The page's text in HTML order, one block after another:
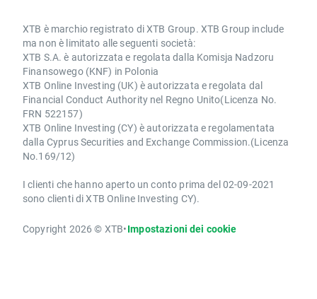
XTB è marchio registrato di XTB Group. XTB Group include
ma non è limitato alle seguenti società:
XTB S.A. è autorizzata e regolata dalla Komisja Nadzoru
Finansowego (KNF) in Polonia
XTB Online Investing (UK) è autorizzata e regolata dal
Financial Conduct Authority nel Regno Unito(Licenza No.
FRN 522157)
XTB Online Investing (CY) è autorizzata e regolamentata
dalla Cyprus Securities and Exchange Commission.(Licenza
No.169/12)
I clienti che hanno aperto un conto prima del 02-09-2021
sono clienti di XTB Online Investing CY).
Copyright 2026 © XTB•Impostazioni dei cookie